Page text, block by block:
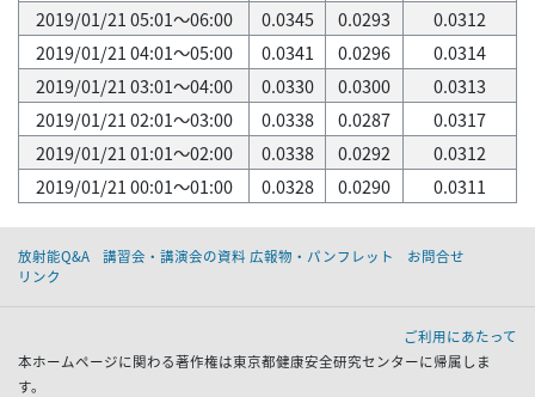
2019/01/21 05:01～06:00
0.0345 0.0293
0.0312
2019/01/21 04:01～05:00
0.0341 0.0296
0.0314
2019/01/21 03:01～04:00
0.0330 0.0300
0.0313
2019/01/21 02:01～03:00
0.0338 0.0287
0.0317
2019/01/21 01:01～02:00
0.0338 0.0292
0.0312
2019/01/21 00:01～01:00
0.0328 0.0290 0.0311
放射能Q&A 講習会・講演会の資料 広報物・パンフレット
お問合せ
リンク
ご利用にあたって
本ホームページに関わる著作権は東京都健康安全研究センターに帰属しま
す。